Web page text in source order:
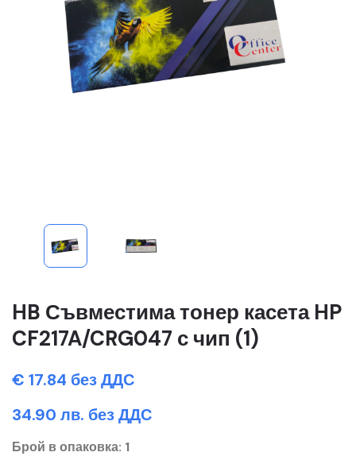
HB Съвместима тонер касета HP
CF217A/CRG047 с чип (1)
€ 17.84 без ДДС
34.90 лв. без ДДС
Брой в опаковка: 1